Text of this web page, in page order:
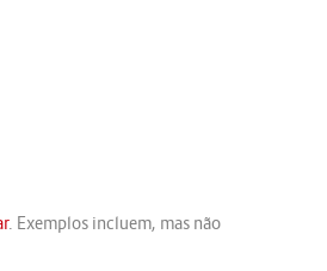
. Exemplos incluem, mas não